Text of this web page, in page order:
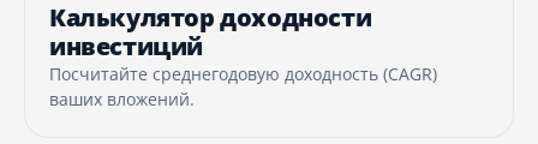
Калькулятор доходности
инвестиций
Посчитайте среднегодовую доходность (CAGR)
ваших вложений.